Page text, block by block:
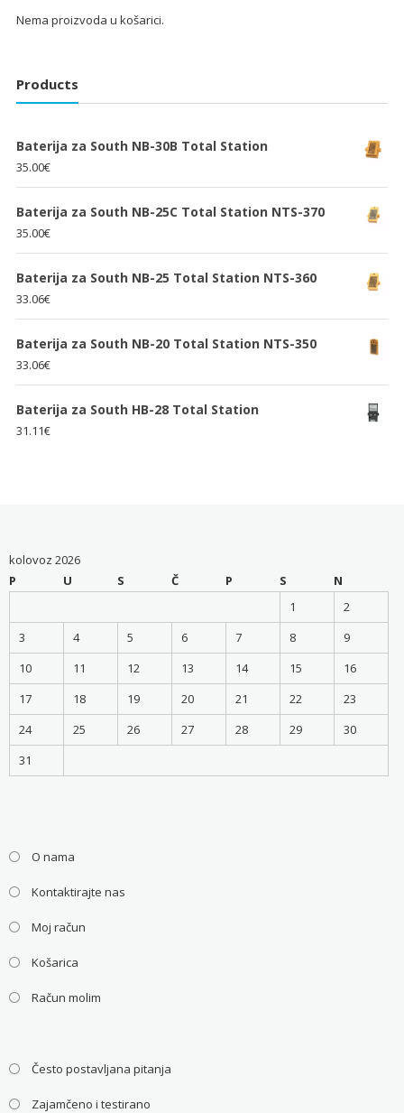
Nema proizvoda u košarici.
Products
Baterija za South NB-30B Total Station
35.00€
Baterija za South NB-25C Total Station NTS-370
35.00€
Baterija za South NB-25 Total Station NTS-360
33.06€
Baterija za South NB-20 Total Station NTS-350
33.06€
Baterija za South HB-28 Total Station
31.11€
kolovoz 2026
P
U S Č P S
N
1
2
3
4 5 6 7 8
9
10
11 12 13 14 15
16
17
18 19 20 21 22
23
24
25 26 27 28 29
30
31
O nama
Kontaktirajte nas
Moj račun
Košarica
Račun molim
Često postavljana pitanja
Zajamčeno i testirano